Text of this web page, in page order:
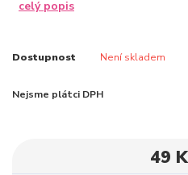
celý popis
Dostupnost Není skladem
Nejsme plátci DPH
49